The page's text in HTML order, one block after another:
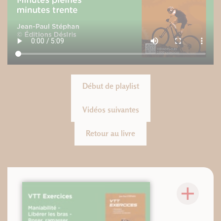
Début de playlist
Vidéos suivantes
Retour au livre